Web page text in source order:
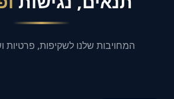
המחויבות שלנו לשקיפות, פרטיות